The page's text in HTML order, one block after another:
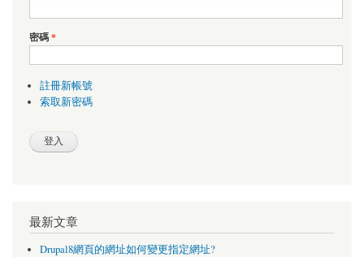
密碼*
註冊新帳號
索取新密碼
最新文章
Drupal8網頁的網址如何變更指定網址?